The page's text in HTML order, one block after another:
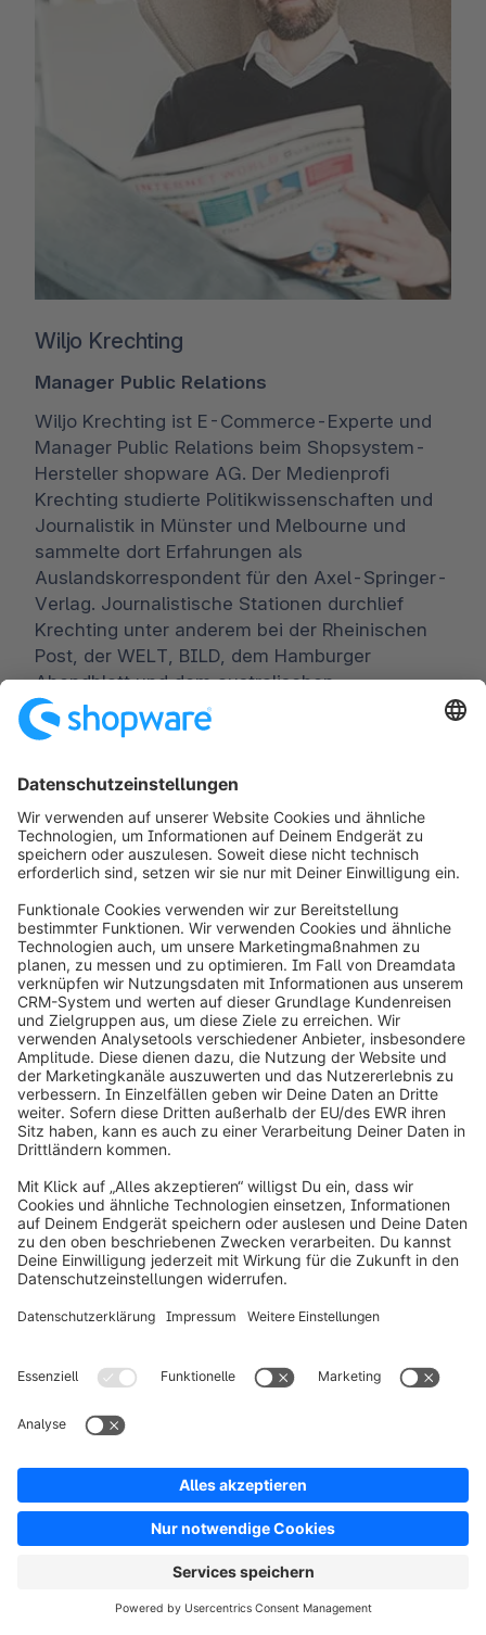
Wiljo Krechting
Manager Public Relations
Wiljo Krechting ist E-Commerce-Experte und
Manager Public Relations beim Shopsystem-
Hersteller shopware AG. Der Medienprofi
Krechting studierte Politikwissenschaften und
Journalistik in Münster und Melbourne und
sammelte dort Erfahrungen als
Auslandskorrespondent für den Axel-Springer-
Verlag. Journalistische Stationen durchlief
Krechting unter anderem bei der Rheinischen
Post, der WELT, BILD, dem Hamburger
Abendblatt und dem australischen
Wirtschaftsportal theaustralian.com.
Worldwide:00 800 746 7626 0
Fax:+49 (0) 2555 92885-99
Für Presseverteiler anmelden:
public.relations@shopware.com
info@shopware.com
Produkt
Lösungen
Partner
Entwickler
Ressourcen
Copyright © shopware AG - Alle Rechte vorbehalten